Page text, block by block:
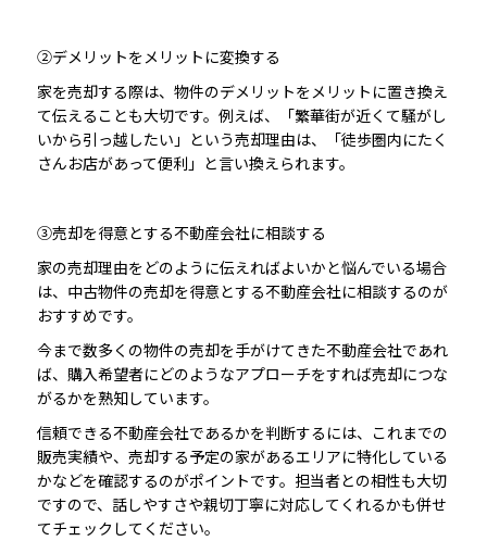
②デメリットをメリットに変換する
家を売却する際は、物件のデメリットをメリットに置き換え
て伝えることも大切です。例えば、「繁華街が近くて騒がし
いから引っ越したい」という売却理由は、「徒歩圏内にたく
さんお店があって便利」と言い換えられます。
③売却を得意とする不動産会社に相談する
家の売却理由をどのように伝えればよいかと悩んでいる場合
は、中古物件の売却を得意とする不動産会社に相談するのが
おすすめです。
今まで数多くの物件の売却を手がけてきた不動産会社であれ
ば、購入希望者にどのようなアプローチをすれば売却につな
がるかを熟知しています。
信頼できる不動産会社であるかを判断するには、これまでの
販売実績や、売却する予定の家があるエリアに特化している
かなどを確認するのがポイントです。担当者との相性も大切
ですので、話しやすさや親切丁寧に対応してくれるかも併せ
てチェックしてください。